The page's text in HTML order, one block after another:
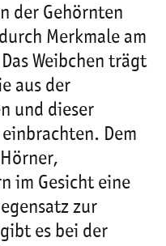
der Gehörnten
Merkmale am
Weibchen trägt
aus der
und dieser
Dem
im Gesicht eine
zur
es bei der